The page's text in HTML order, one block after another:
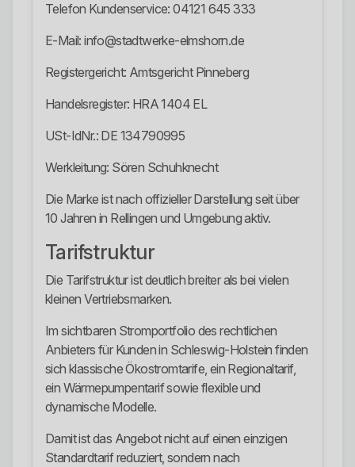
Telefon Kundenservice: 04121 645 333
E-Mail: info@stadtwerke-elmshorn.de
Registergericht: Amtsgericht Pinneberg
Handelsregister: HRA 1404 EL
USt-IdNr.: DE 134790995
Werkleitung: Sören Schuhknecht
Die Marke ist nach offizieller Darstellung seit über
10 Jahren in Rellingen und Umgebung aktiv.
Tarifstruktur
Die Tarifstruktur ist deutlich breiter als bei vielen
kleinen Vertriebsmarken.
Im sichtbaren Stromportfolio des rechtlichen
Anbieters für Kunden in Schleswig-Holstein finden
sich klassische Ökostromtarife, ein Regionaltarif,
ein Wärmepumpentarif sowie flexible und
dynamische Modelle.
Damit ist das Angebot nicht auf einen einzigen
Standardtarif reduziert, sondern nach